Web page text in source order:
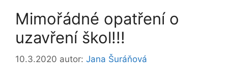
Mimořádné opatření o
uzavření škol!!!
10.3.2020 autor: Jana Šuráňová